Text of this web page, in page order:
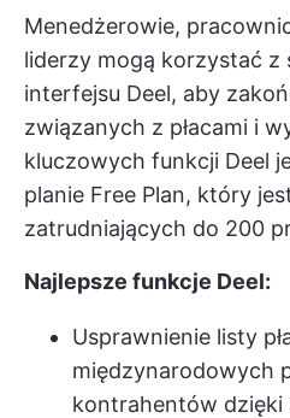
Menedżerowie,
liderzy mogą korzystać z
interfejsu Deel, aby
związanych z płacami i
kluczowych funkcji Deel
planie Free Plan, który
zatrudniających do 200
Najlepsze funkcje Deel:
Usprawnienie listy
międzynarodowych
kontrahentów dzięki